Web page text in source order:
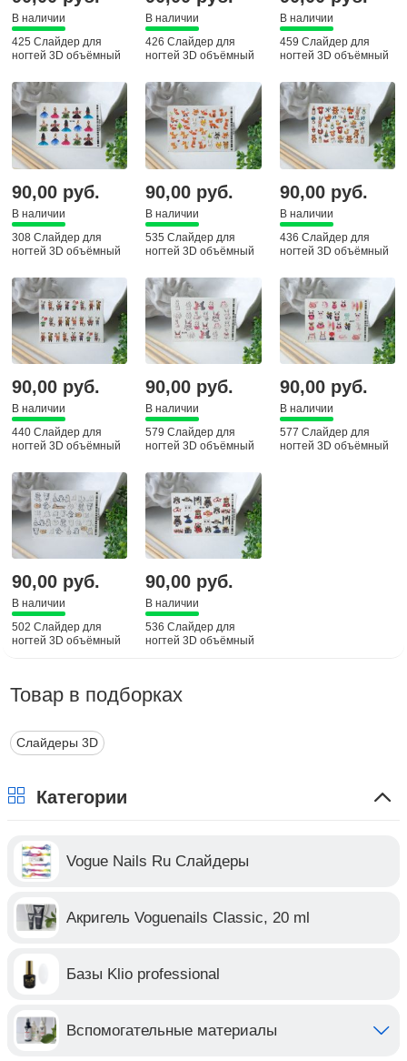
В наличии
425 Слайдер для
ногтей 3D объёмный
В наличии
426 Слайдер для
ногтей 3D объёмный
В наличии
459 Слайдер для
ногтей 3D объёмный
90,00 руб.
В наличии
308 Слайдер для
ногтей 3D объёмный
90,00 руб.
В наличии
535 Слайдер для
ногтей 3D объёмный
90,00 руб.
В наличии
436 Слайдер для
ногтей 3D объёмный
90,00 руб.
В наличии
440 Слайдер для
ногтей 3D объёмный
90,00 руб.
В наличии
579 Слайдер для
ногтей 3D объёмный
90,00 руб.
В наличии
577 Слайдер для
ногтей 3D объёмный
90,00 руб.
В наличии
502 Слайдер для
ногтей 3D объёмный
90,00 руб.
В наличии
536 Слайдер для
ногтей 3D объёмный
Товар в подборках
Слайдеры 3D
Категории
Vogue Nails Ru Слайдеры
Акригель Voguenails Classic, 20 ml
Базы Klio professional
Вспомогательные материалы